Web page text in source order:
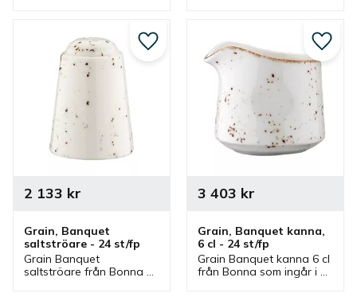
är ett bra serveringsfat
och uppläggningsfat.
finns. Pepparströare med
rustik stil som även finns
som saltströare.
Grain, Banquet
saltströare - 24 st/fp
Grain Banquet
saltströare från Bonna
2 133 kr
Lägg till i favoriter
Grain, Banquet kanna,
6 cl - 24 st/fp
Grain Banquet kanna 6 cl
från Bonna som ingår i
3 403 kr
Lägg